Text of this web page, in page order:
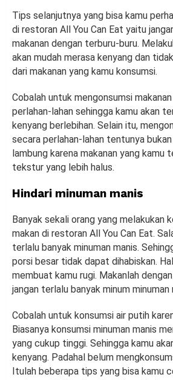
Tips selanjutnya yang bisa kamu
di restoran All You Can Eat yaitu
makanan dengan terburu-buru.
akan mudah merasa kenyang dan
dari makanan yang kamu konsumsi.
Cobalah untuk mengonsumsi
perlahan-lahan sehingga kamu akan
kenyang berlebihan. Selain itu,
secara perlahan-lahan tentunya
lambung karena makanan yang kamu
tekstur yang lebih halus.
Hindari minuman manis
Banyak sekali orang yang melakukan
makan di restoran All You Can Eat.
terlalu banyak minuman manis.
porsi besar tidak dapat dihabiskan.
membuat kamu rugi. Makanlah
jangan terlalu banyak minum minuman
Cobalah untuk konsumsi air putih
Biasanya konsumsi minuman manis
yang cukup tinggi. Sehingga kamu
kenyang. Padahal belum
Itulah beberapa tips yang bisa kamu